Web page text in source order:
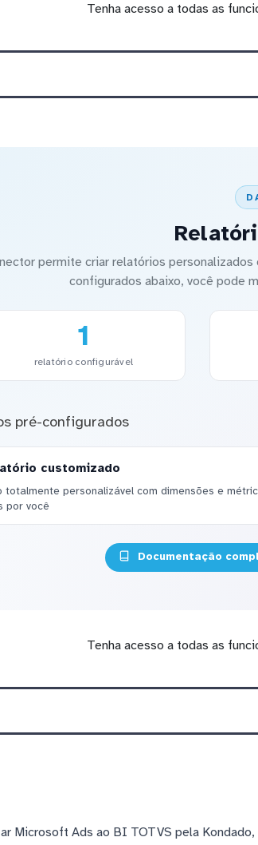
Tenha acesso a todas as
permite criar relatórios
configurados abaixo, você pode
1
relatório configurável
pré-configurados
customizado
totalmente personalizável com dimensões e
por você
Documentação
Tenha acesso a todas as
Microsoft Ads ao BI TOTVS pela